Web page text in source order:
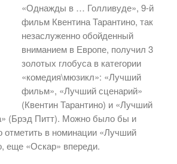
«Однажды в … Голливуде», 9-й
фильм Квентина Тарантино, так
незаслуженно обойденный
вниманием в Европе, получил 3
золотых глобуса в категории
«комедия\мюзикл»: «Лучший
фильм», «Лучший сценарий»
(Квентин Тарантино) и «Лучший
(Брэд Питт). Можно было бы и
отметить в номинации «Лучший
еще «Оскар» впереди.